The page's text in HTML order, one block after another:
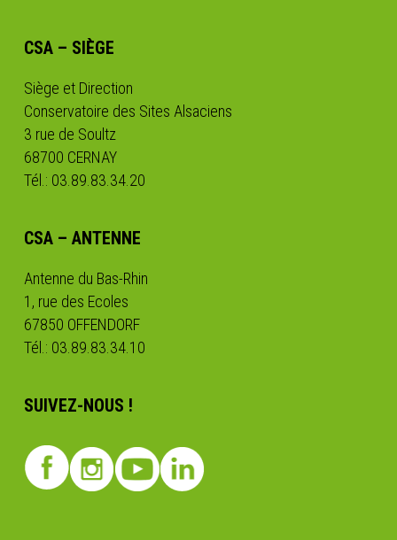
CSA – SIÈGE
Siège et Direction
Conservatoire des Sites Alsaciens
3 rue de Soultz
68700 CERNAY
Tél.: 03.89.83.34.20
CSA – ANTENNE
Antenne du Bas-Rhin
1, rue des Ecoles
67850 OFFENDORF
Tél.: 03.89.83.34.10
SUIVEZ-NOUS !